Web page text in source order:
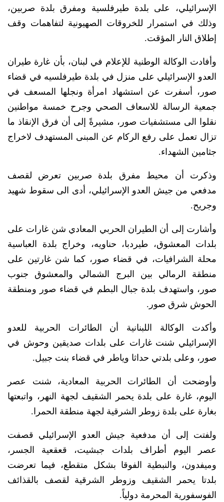
الإسرائيلي، على بلدة طيرفلسية ومفرق بلدة صربين،
وذلك في استمرار للخروقات الصهيونية لتفاهمات وقف
إطلاق النار المؤقت.
وأفادت الوكالة الوطنية للإعلام في لبنان، بأن غارة طيران
العدو الإسرائيلي على منزل في بلدة طيرفلسيه في قضاء
صور، أسفرت عن استشهاد امرأة ونجلها المسعف في
جمعية الرسالة للاسعاف الصحي وجرح خمسة مواطنين
نقلوا الى مستشفيات صور، مشيرةً إلى أن فرق الإنقاذ ما
تزال تعمل على رفع الركام عن المبنى المستهدف لاخراج
جثامين الشهداء.
وذكرت أن محيط مفرق بلدة صربين تعرض لقصف
مدفعي من جيش العدو الإسرائيلي، أدى الى سقوط شهيد
وجريح.
وأشارت إلى أن الطيران الحربي المعادي شن غارات على
بلدات المعشوق، طيردبا، حناويه، وخراج بلدة العباسية
محلة الشرافيات، في قضاء صور، كما شن غارتين على
منطقة الرمالي بين البرج الشمالي والمعشوق جنوب
صور، واستهدف بلدة جبال البطم في قضاء صور ومنطقة
الحوش شرق صور.
وأكدت الوكالة اللبنانية أن الطائرات الحربية للعدو
الإسرائيلي شنت غارات على بلدات صديقين وحوش في
صور، وعلى بلدتي حداثا وياطر في قضاء بنت جبيل.
وأوضحت أن الطائرات الحربية المعادية، شنت عصر
اليوم، غارة على بلدة يحمر الشقيف لجهة النهر، واتبعتها
بغارة على بلدة زوطر الشرقية لجهة منطقة الحمرا.
ولفتت إلى أن مدفعية جيش العدو الإسرائيلي قصفت
عصر اليوم أطراف بلدات جبشيت، قعقعية الجسر،
وميفدون، والنبطية الفوقا بشكل متقطع، فيما تعرضت
بلدتا يحمر الشقيف وزوطر الشرقية لقصف بالقذائف
الفوسفورية المحرمة دولياً.